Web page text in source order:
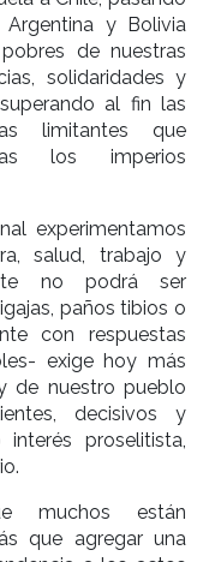
Argentina y Bolivia
de nuestras
solidaridades y
al fin las
limitantes que
los imperios
experimentamos
salud, trabajo y
no podrá ser
paños tibios o
con respuestas
exige hoy más
de nuestro pueblo
decisivos y
proselitista,
muchos están
que agregar una